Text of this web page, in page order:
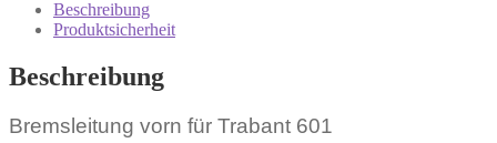
Menge
Beschreibung
Produktsicherheit
Beschreibung
Bremsleitung vorn für Trabant 601